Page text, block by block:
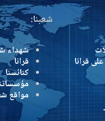
شعبنا:
شهداء شعبنا
قرانا
كنائسنا
مؤسساتنا
مواقع شعبنا